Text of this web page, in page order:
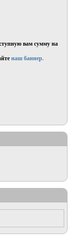
вам сумму на
наш баннер.